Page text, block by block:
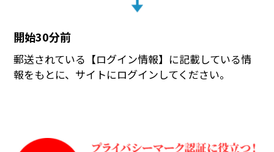
開始30分前
郵送されている【ログイン情報】に記載している情
報をもとに、サイトにログインしてください。